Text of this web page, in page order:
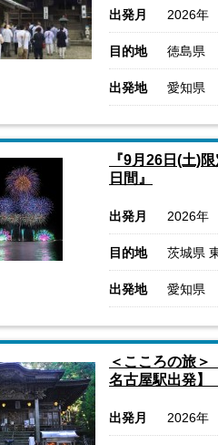
出発月 2026年
目的地 徳島県
出発地 愛知県
『9月26日(土)
日間』
出発月 2026年
目的地 茨城県
出発地 愛知県
＜こころの旅
名古屋駅出発】
出発月 2026年